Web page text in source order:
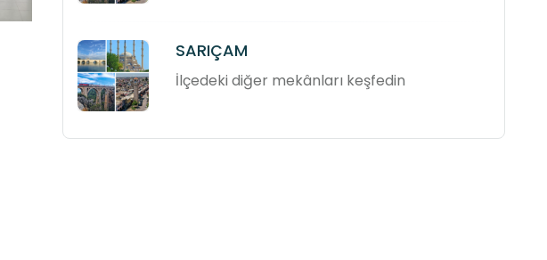
SARIÇAM
İlçedeki diğer mekânları keşfedin